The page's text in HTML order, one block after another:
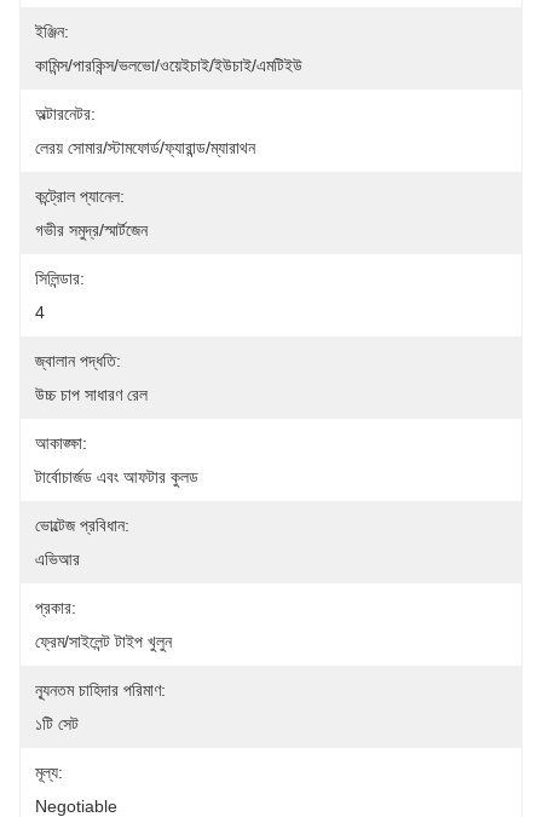
ইঞ্জিন:
কামিন্স/পারকিন্স/ভলভো/ওয়েইচাই/ইউচাই/এমটিইউ
অল্টারনেটর:
লেরয় সোমার/স্টামফোর্ড/ফ্যারান্ড/ম্যারাথন
কন্ট্রোল প্যানেল:
গভীর সমুদ্র/স্মার্টজেন
সিলিন্ডার:
4
জ্বালান পদ্ধতি:
উচ্চ চাপ সাধারণ রেল
আকাঙ্ক্ষা:
টার্বোচার্জড এবং আফটার কুলড
ভোল্টেজ প্রবিধান:
এভিআর
প্রকার:
ফ্রেম/সাইলেন্ট টাইপ খুলুন
ন্যূনতম চাহিদার পরিমাণ:
১টি সেট
মূল্য:
Negotiable